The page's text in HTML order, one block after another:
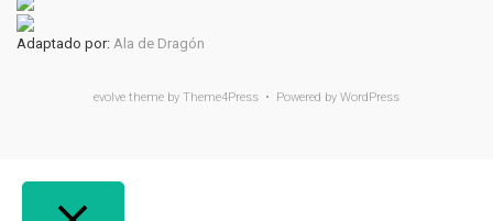
Adaptado por: Ala de Dragón
evolve theme by Theme4Press • Powered by WordPress